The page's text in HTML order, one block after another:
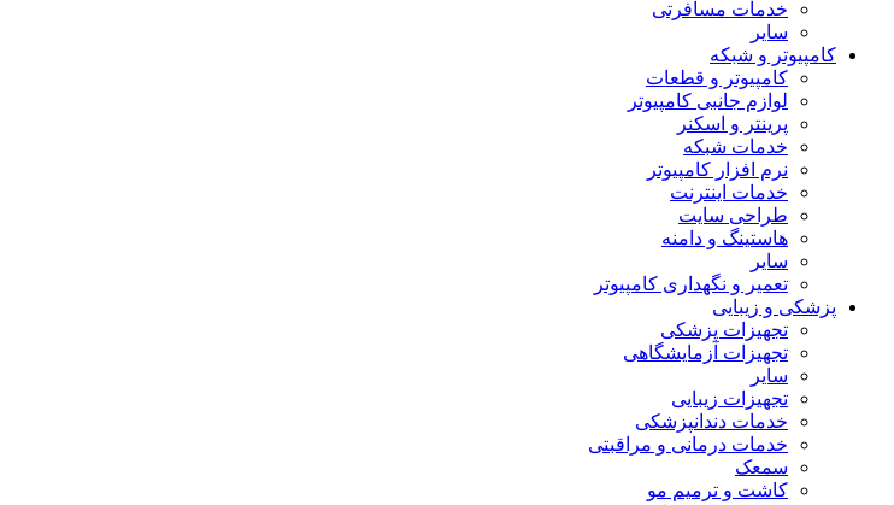
خدمات مسافرتی
سایر
کامپیوتر و شبکه
کامپیوتر و قطعات
لوازم جانبی کامپیوتر
پرینتر و اسکنر
خدمات شبکه
نرم افزار کامپیوتر
خدمات اینترنت
طراحی سایت
هاستینگ و دامنه
سایر
تعمیر و نگهداری کامپیوتر
پزشکی و زیبایی
تجهیزات پزشکی
تجهیزات آزمایشگاهی
سایر
تجهیزات زیبایی
خدمات دندانپزشکی
خدمات درمانی و مراقبتی
سمعک
کاشت و ترمیم مو